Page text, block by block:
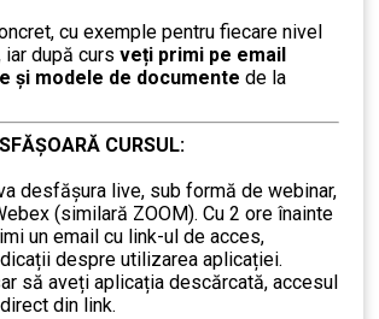
cu exemple pentru fiecare nivel
după curs veți primi pe email
și modele de documente de la
CURSUL:
desfășura live, sub formă de webinar,
(similară ZOOM). Cu 2 ore înainte
un email cu link-ul de acces,
despre utilizarea aplicației.
să aveți aplicația descărcată, accesul
din link.